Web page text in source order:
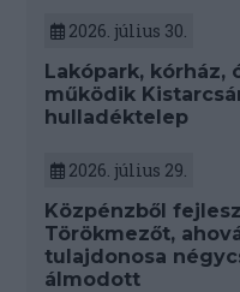
2026. július 30.
Lakópark, kórház,
működik
hulladéktelep
2026. július 29.
Közpénzből
Törökmezőt,
tulajdonosa
álmodott